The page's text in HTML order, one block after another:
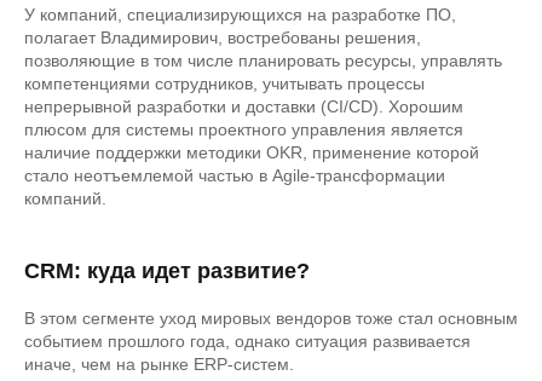
У компаний, специализирующихся на разработке ПО,
полагает Владимирович, востребованы решения,
позволяющие в том числе планировать ресурсы, управлять
компетенциями сотрудников, учитывать процессы
непрерывной разработки и доставки (CI/CD). Хорошим
плюсом для системы проектного управления является
наличие поддержки методики OKR, применение которой
стало неотъемлемой частью в Agile-трансформации
компаний.
CRM: куда идет развитие?
В этом сегменте уход мировых вендоров тоже стал основным
событием прошлого года, однако ситуация развивается
иначе, чем на рынке ERP-систем.